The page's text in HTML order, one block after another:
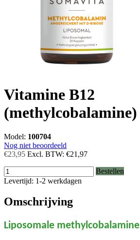
Vitamine B12
(methylcobalamine)
Model: 100704
Nog niet beoordeeld
€23,95 Excl. BTW: €21,97
Bestellen
Levertijd: 1-2 werkdagen
Omschrijving
Liposomale methylcobalamine